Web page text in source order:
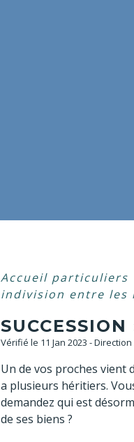
Accueil particuliers
indivision entre les
Vérifié le 11 Jan 2023 -
Un de vos proches vient
a plusieurs héritiers.
demandez qui est
de ses biens ?